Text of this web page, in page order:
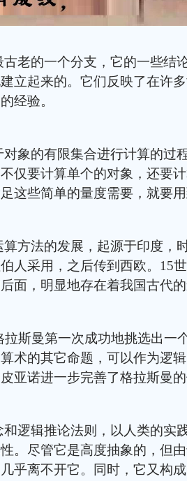
老的一个分支，它的一些结
立起来的。它们反映了在许
经验。
对象的有限集合进行计算的过
仅要计算单个的对象，还要
这些简单的量度需要，就要
方法的发展，起源于印度，
人采用，之后传到西欧。15
面，明显地存在着我国古代
拉斯曼第一次成功地挑选出一
术的其它命题，可以作为逻
亚诺进一步完善了格拉斯曼
逻辑推论法则，以人类的实
。尽管它是高度抽象的，但
乎离不开它。同时，它又构